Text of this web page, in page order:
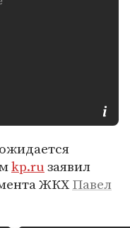
kp.ruзаявил
ЖКХПавел